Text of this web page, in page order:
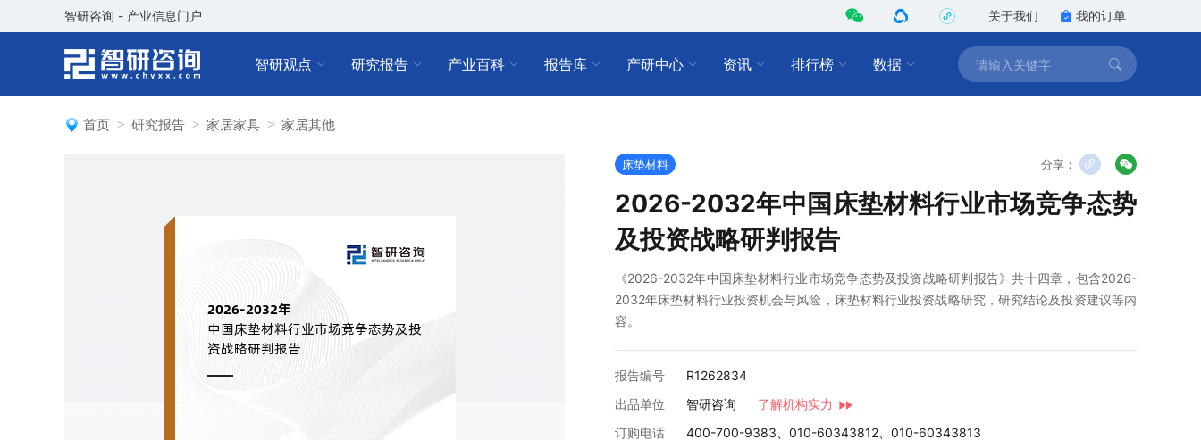
智研咨询 - 产业信息门户 关于我们 我的订单
智研观点 研究报告 产业百科 报告库 产研中心 资讯 排行榜 数据
首页 研究报告 家居家具 家居其他
床垫材料 分享：
2026-2032年中国床垫材料行业市场竞争态势
及投资战略研判报告
《2026-2032年中国床垫材料行业市场竞争态势及投资战略研判报告》共十四章，包含2026-
2032年床垫材料行业投资机会与风险，床垫材料行业投资战略研究，研究结论及投资建议等内
容。
报告编号
R1262834
出品单位
智研咨询
了解机构实力
订购电话
400-700-9383、010-60343812、010-60343813